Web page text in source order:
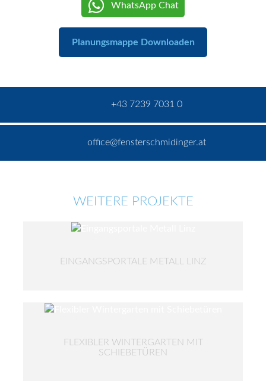
WhatsApp Chat
Planungsmappe Downloaden
+43 7239 7031 0
office@fensterschmidinger.at
WEITERE PROJEKTE
EINGANGSPORTALE METALL LINZ
FLEXIBLER WINTERGARTEN MIT
SCHIEBETÜREN